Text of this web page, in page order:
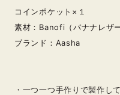
コインポケット×１
素材：Banofi（バナナレザー
ブランド：Aasha
・一つ一つ手作りで製作し